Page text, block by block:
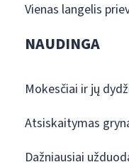
Vienas langelis
NAUDINGA
Mokesčiai ir jų
Atsiskaitymas
Dažniausiai